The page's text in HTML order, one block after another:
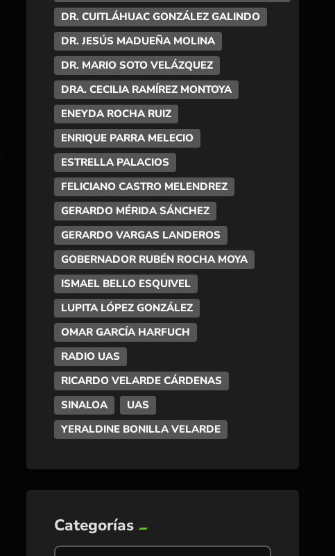
DR. CUITLÁHUAC GONZÁLEZ GALINDO
DR. JESÚS MADUEÑA MOLINA
DR. MARIO SOTO VELÁZQUEZ
DRA. CECILIA RAMÍREZ MONTOYA
ENEYDA ROCHA RUIZ
ENRIQUE PARRA MELECIO
ESTRELLA PALACIOS
FELICIANO CASTRO MELENDREZ
GERARDO MÉRIDA SÁNCHEZ
GERARDO VARGAS LANDEROS
GOBERNADOR RUBÉN ROCHA MOYA
ISMAEL BELLO ESQUIVEL
LUPITA LÓPEZ GONZÁLEZ
OMAR GARCÍA HARFUCH
RADIO UAS
RICARDO VELARDE CÁRDENAS
SINALOA
UAS
YERALDINE BONILLA VELARDE
Categorías